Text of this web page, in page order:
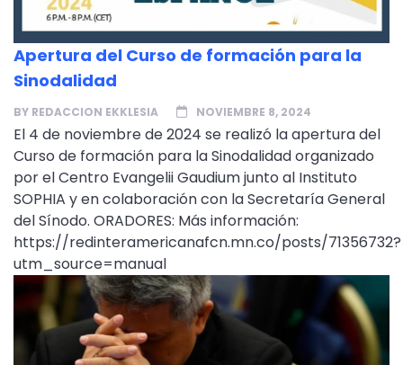
Apertura del Curso de formación para la
Sinodalidad
BY REDACCION EKKLESIA NOVIEMBRE 8, 2024
El 4 de noviembre de 2024 se realizó la apertura del
Curso de formación para la Sinodalidad organizado
por el Centro Evangelii Gaudium junto al Instituto
SOPHIA y en colaboración con la Secretaría General
del Sínodo. ORADORES: Más información:
https://redinteramericanafcn.mn.co/posts/71356732?
utm_source=manual